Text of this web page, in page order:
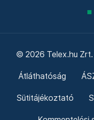
© 2026 Telex.hu Zrt.
Átláthatóság
Sütitájékoztató